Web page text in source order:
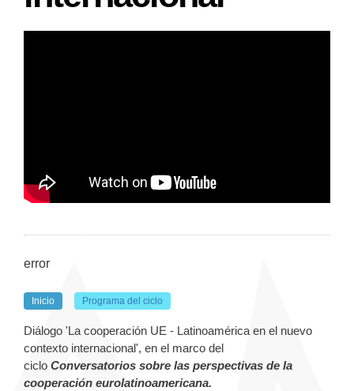
error
Inicio Programa del ciclo
Diálogo 'La cooperación UE - Latinoamérica en el nuevo
contexto internacional', en el marco del
ciclo Conversatorios sobre las perspectivas de la
cooperación eurolatinoamericana.